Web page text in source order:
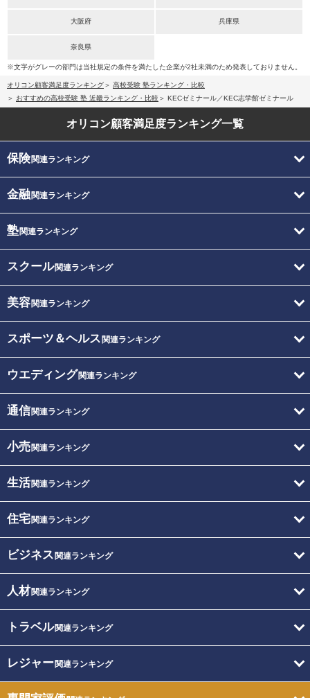
大阪府 兵庫県
奈良県
※文字がグレーの部門は当社規定の条件を満たした企業が2社未満のため発表しておりません。
オリコン顧客満足度ランキング
高校受験 塾ランキング・比較
おすすめの高校受験 塾 近畿ランキング・比較
KECゼミナール／KEC志学館ゼミナール
オリコン顧客満足度ランキング一覧
保険関連ランキング
金融関連ランキング
塾関連ランキング
スクール関連ランキング
美容関連ランキング
スポーツ＆ヘルス 関連ランキング
ウエディング関連ランキング
通信関連ランキング
小売関連ランキング
生活関連ランキング
住宅関連ランキング
ビジネス 関連ランキング
人材関連ランキング
トラベル関連ランキング
レジャー関連ランキング